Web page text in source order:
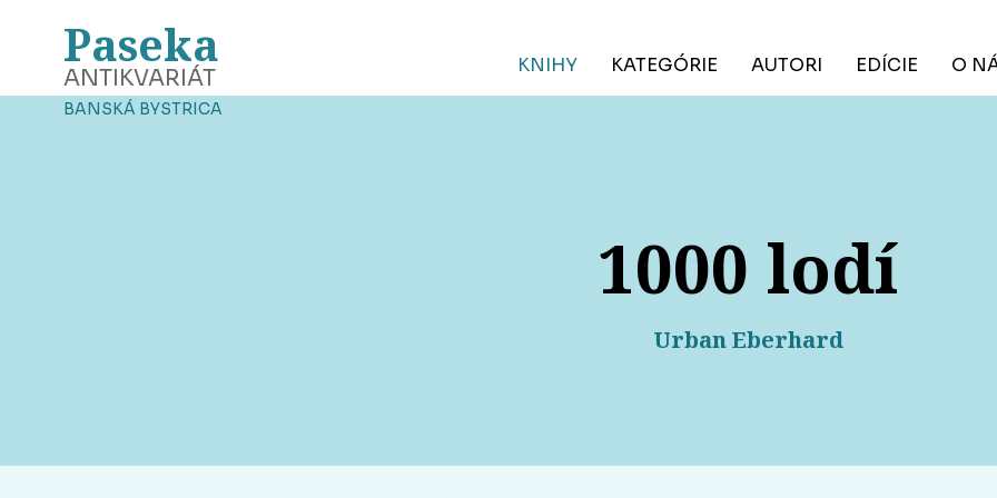
Paseka
ANTIKVARIÁT
BANSKÁ BYSTRICA
KNIHY KATEGÓRIE AUTORI EDÍCIE O
1000 lodí
Urban Eberhard